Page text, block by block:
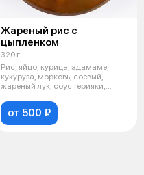
Жареный рис с
цыпленком
320 г
Рис, яйцо, курица, эдамаме,
кукуруза, морковь, соевый,
жареный лук, соус терияки,
от 500 ₽